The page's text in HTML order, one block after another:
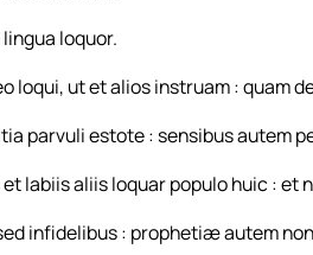
loquor.
loqui, ut et alios instruam : quam
parvuli estote : sensibus autem
labiis aliis loquar populo huic : et
infidelibus : prophetiæ autem